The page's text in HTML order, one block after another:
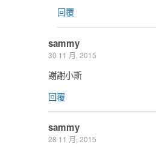
回覆
sammy
30 11 月, 2015
謝謝小斯
回覆
sammy
28 11 月, 2015